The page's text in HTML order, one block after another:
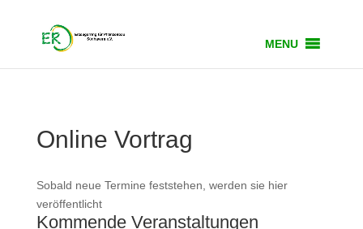
MENU
Online Vortrag
Sobald neue Termine feststehen, werden sie hier
veröffentlicht
Kommende Veranstaltungen